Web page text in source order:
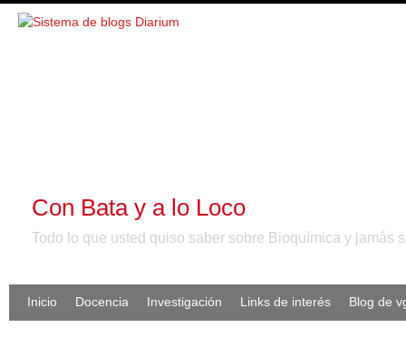
Con Bata y a lo Loco
Todo lo que usted quiso saber sobre Bioquímica y jamás
Inicio Docencia Investigación Links de interés Blog de